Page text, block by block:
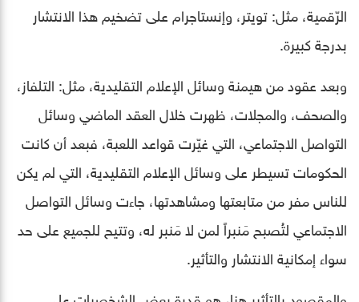
الرّقمية، مثل: تويتر، وإنستاجرام على تضخيم هذا الانتشار
بدرجة كبيرة.
وبعد عقود من هيمنة وسائل الإعلام التقليدية، مثل: التلفاز،
والصحف، والمجلات، ظهرت خلال العقد الماضي وسائل
التواصل الاجتماعي، التي غيّرت قواعد اللعبة، فبعد أن كانت
الحكومات تسيطر على وسائل الإعلام التقليدية، التي لم يكن
للناس مفر من متابعتها ومشاهدتها، جاءت وسائل التواصل
الاجتماعي لتُصبح مَنبراً لمن لا مَنبر له، وتتيح للجميع على حد
سواء إمكانية الانتشار والتأثير.